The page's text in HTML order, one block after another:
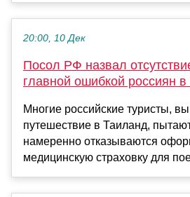
20:00, 10 Дек
Посол РФ назвал
главной ошибкой россиян
Многие российские туристы,
путешествие в Таиланд,
намеренно отказываются
медицинскую страховку для